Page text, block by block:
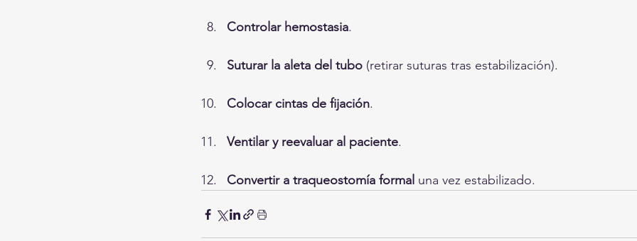
Controlar hemostasia.
Suturar la aleta del tubo (retirar suturas tras estabilización).
Colocar cintas de fijación.
Ventilar y reevaluar al paciente.
Convertir a traqueostomía formal una vez estabilizado.